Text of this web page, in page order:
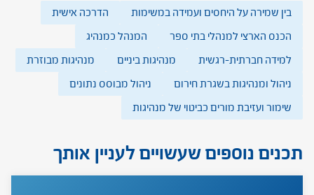
בין שמירה על היחסים ועמידה במשימות
הדרכה אישית
הכנס הארצי למנהלי בתי ספר
המנהל כמנהיג
למידה חברתית-רגשית
מנהיגות ביניים
מנהיגות מבוזרת
ניהול ומנהיגות בשגרת חירום
ניהול מבוסס נתונים
שימור ועזיבת מורים כביטוי של מנהיגות
תכנים נוספים שעשויים לעניין אותך